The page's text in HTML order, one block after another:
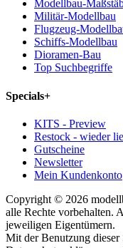
Modellbau-
Militär-Modellbau
Flugzeug-
Schiffs-Modellbau
Dioramen-Bau
Top Suchbegriffe
Specials+
KITS - Preview
Restock - wieder
Gutscheine
Newsletter
Mein Kundenkonto
Copyright © 2026
alle Rechte vorbehalten.
jeweiligen Eigentümern.
Mit der Benutzung dieser